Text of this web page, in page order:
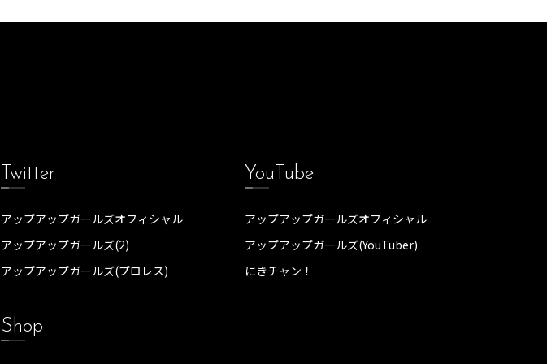
Twitter
アップアップガールズオフィシャル
アップアップガールズ(2)
アップアップガールズ(プロレス)
YouTube
アップアップガールズオフィシャル
アップアップガールズ(YouTuber)
にきチャン！
Shop